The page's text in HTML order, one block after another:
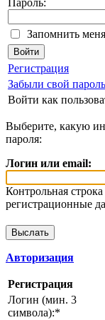
Запомнить меня
Регистрация
Забыли свой
Войти как
Выберите, какую
пароля:
Логин или email:
Контрольная
регистрационные
Авторизация
Регистрация
Логин (мин. 3
символа):*